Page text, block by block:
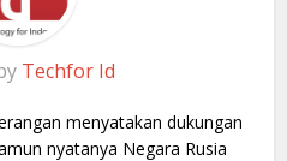
Techfor Id
menyatakan dukungan
nyatanya Negara Rusia